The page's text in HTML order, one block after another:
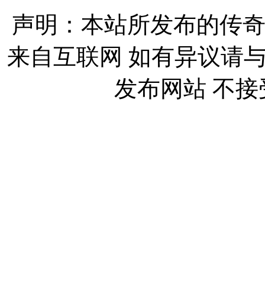
声明：本站所发布的传
来自互联网 如有异议请
发布网站 不